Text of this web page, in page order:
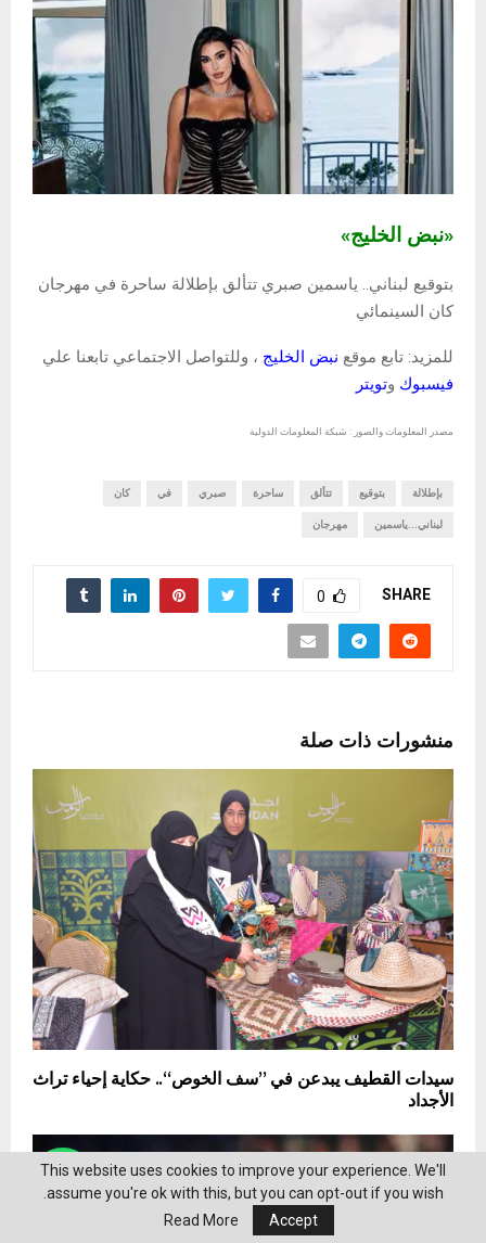
«نبض الخليج»
بتوقيع لبناني.. ياسمين صبري تتألق بإطلالة ساحرة في مهرجان
كان السينمائي
للمزيد: تابع موقع نبض الخليج ، وللتواصل الاجتماعي تابعنا علي
فيسبوك وتويتر
مصدر المعلومات والصور : شبكة المعلومات الدولية
بإطلالة بتوقيع تتألق ساحرة صبري في كان
لبناني...ياسمين مهرجان
SHARE
0
منشورات ذات صلة
سيدات القطيف يبدعن في ”سف الخوص“.. حكاية إحياء تراث
الأجداد
This website uses cookies to improve your experience. We'll
assume you're ok with this, but you can opt-out if you wish.
Accept
Read More